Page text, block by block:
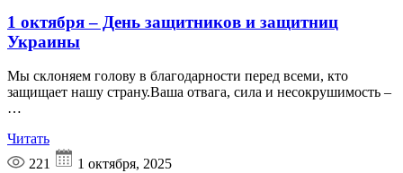
1 октября – День защитников и защитниц
Украины
Мы склоняем голову в благодарности перед всеми, кто
защищает нашу страну.Ваша отвага, сила и несокрушимость –
…
Читать
221
1 октября, 2025